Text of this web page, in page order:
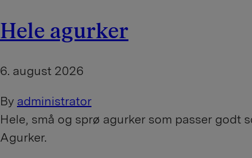
Hele agurker
6. august 2026
By administrator
Hele, små og sprø agurker som passer godt
Agurker.